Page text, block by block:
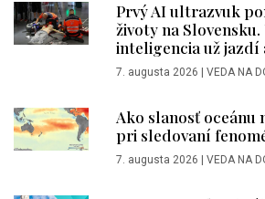
Prvý AI ultrazvuk
životy na Slovensku.
inteligencia už jazdí
7. augusta 2026 VEDA NA
Ako slanosť
pri sledovaní
7. augusta 2026 VEDA NA